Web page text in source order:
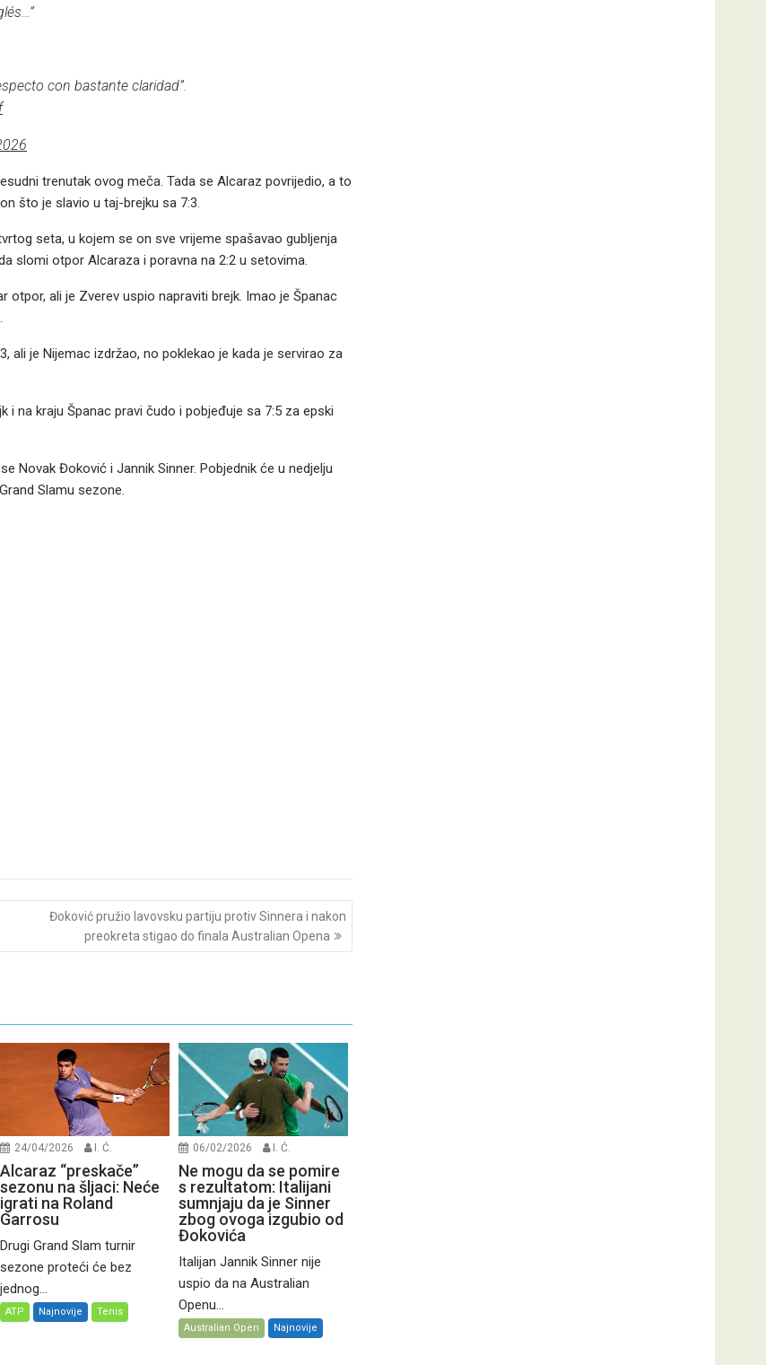
con bastante claridad”.
trenutak ovog meča. Tada se Alcaraz povrijedio, a to
što je slavio u taj-brejku sa 7:3.
seta, u kojem se on sve vrijeme spašavao gubljenja
slomi otpor Alcaraza i poravna na 2:2 u setovima.
ali je Zverev uspio napraviti brejk. Imao je Španac
ali je Nijemac izdržao, no poklekao je kada je servirao za
na kraju Španac pravi čudo i pobjeđuje sa 7:5 za epski
Novak Đoković i Jannik Sinner. Pobjednik će u nedjelju
Slamu sezone.
Đoković pružio lavovsku partiju protiv Sinnera i nakon
preokreta stigao do finala Australian Opena
24/04/2026 I. Ć.
Alcaraz “preskače”
sezonu na šljaci: Neće
igrati na Roland
Garrosu
Drugi Grand Slam turnir
sezone proteći će bez
jednog...
ATP Najnovije Tenis
06/02/2026 I. Ć.
Ne mogu da se pomire
s rezultatom: Italijani
sumnjaju da je Sinner
zbog ovoga izgubio od
Đokovića
Italijan Jannik Sinner nije
uspio da na Australian
Openu...
Australian Open Najnovije